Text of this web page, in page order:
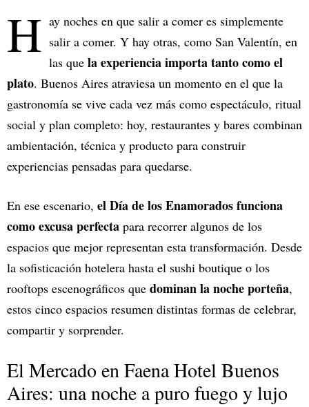
H ay noches en que salir a comer es simplemente
salir a comer. Y hay otras, como San Valentín, en
las que la experiencia importa tanto como el
plato. Buenos Aires atraviesa un momento en el que la
gastronomía se vive cada vez más como espectáculo, ritual
social y plan completo: hoy, restaurantes y bares combinan
ambientación, técnica y producto para construir
experiencias pensadas para quedarse.
En ese escenario, el Día de los Enamorados funciona
como excusa perfecta para recorrer algunos de los
espacios que mejor representan esta transformación. Desde
la sofisticación hotelera hasta el sushi boutique o los
rooftops escenográficos que dominan la noche porteña,
estos cinco espacios resumen distintas formas de celebrar,
compartir y sorprender.
El Mercado en Faena Hotel Buenos
Aires: una noche a puro fuego y lujo